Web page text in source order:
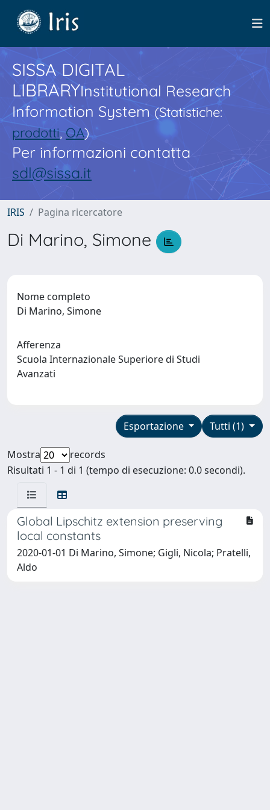
SISSA DIGITAL
LIBRARYInstitutional Research
Information System(Statistiche:
prodotti,OA)
Per informazioni contatta
sdl@sissa.it
IRIS Pagina ricercatore
Di Marino, Simone
Nome completo
Di Marino, Simone
Afferenza
Scuola Internazionale Superiore di Studi
Avanzati
Tutti (1)
Esportazione
Mostra
records
Risultati 1 - 1 di 1 (tempo di esecuzione: 0.0 secondi).
Global Lipschitz extension preserving
local constants
2020-01-01 Di Marino, Simone; Gigli, Nicola; Pratelli,
Aldo